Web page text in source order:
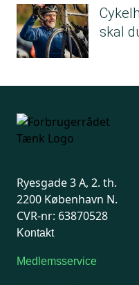
skal
Ryesgade 3 A, 2. th.
2200 København N.
CVR-nr: 63870528
Kontakt
Medlemsservice